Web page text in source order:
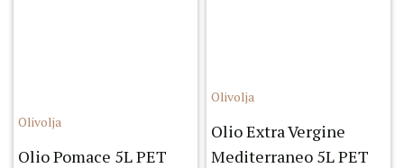
Olivolja
Olio Pomace 5L PET
Olivolja
Olio Extra Vergine
Mediterraneo 5L PET